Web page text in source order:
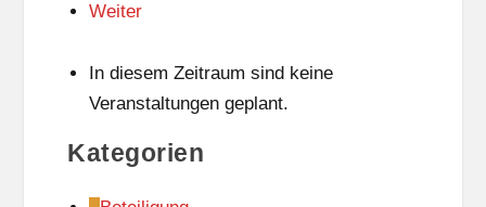
Weiter
In diesem Zeitraum sind keine
Veranstaltungen geplant.
Kategorien